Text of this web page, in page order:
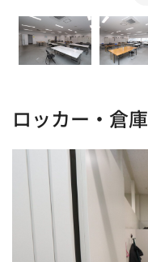
ロッカー・倉庫